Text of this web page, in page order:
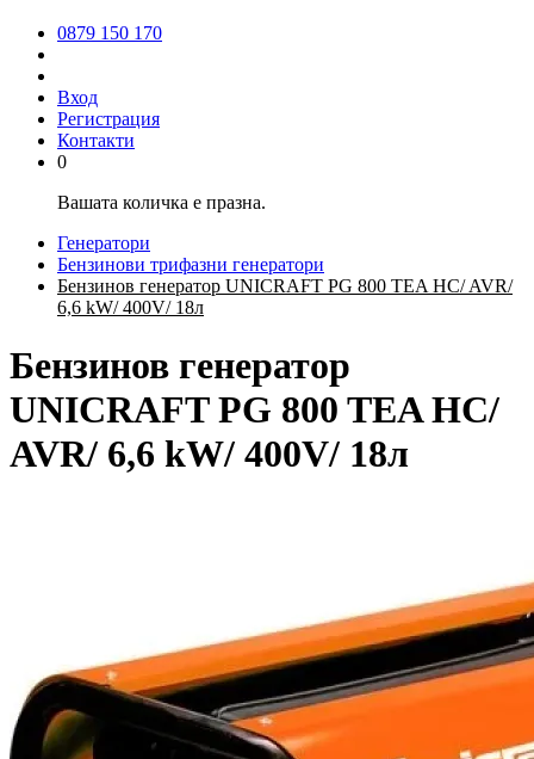
0879 150 170
Вход
Регистрация
Контакти
0
Вашата количка е празна.
Генератори
Бензинови трифазни генератори
Бензинов генератор UNICRAFT PG 800 TEA HC/ AVR/
6,6 kW/ 400V/ 18л
Бензинов генератор
UNICRAFT PG 800 TEA HC/
AVR/ 6,6 kW/ 400V/ 18л